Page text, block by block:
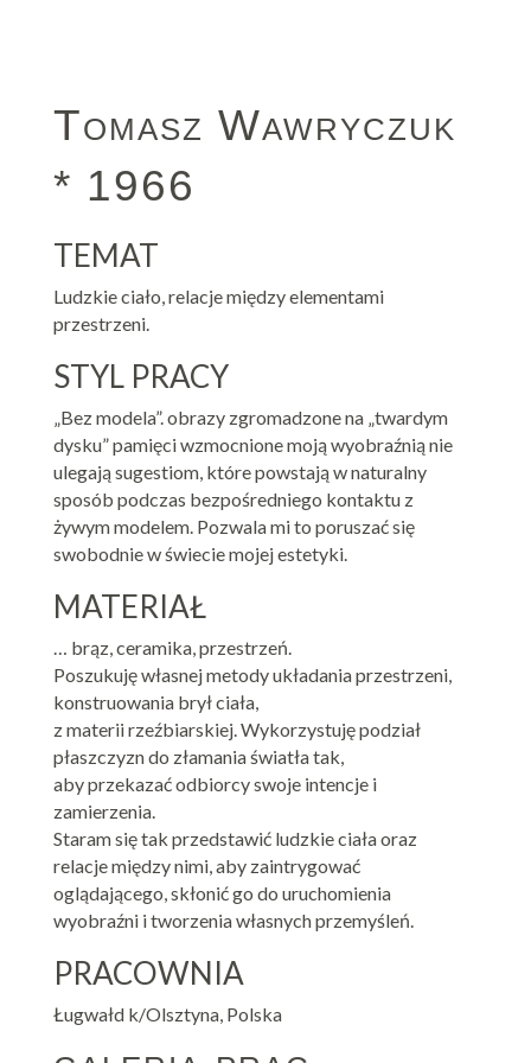
Tomasz Wawryczuk
* 1966
TEMAT
Ludzkie ciało, relacje między elementami
przestrzeni.
STYL PRACY
„Bez modela”. obrazy zgromadzone na „twardym
dysku” pamięci wzmocnione moją wyobraźnią nie
ulegają sugestiom, które powstają w naturalny
sposób podczas bezpośredniego kontaktu z
żywym modelem. Pozwala mi to poruszać się
swobodnie w świecie mojej estetyki.
MATERIAŁ
… brąz, ceramika, przestrzeń.
Poszukuję własnej metody układania przestrzeni,
konstruowania brył ciała,
z materii rzeźbiarskiej. Wykorzystuję podział
płaszczyzn do złamania światła tak,
aby przekazać odbiorcy swoje intencje i
zamierzenia.
Staram się tak przedstawić ludzkie ciała oraz
relacje między nimi, aby zaintrygować
oglądającego, skłonić go do uruchomienia
wyobraźni i tworzenia własnych przemyśleń.
PRACOWNIA
Ługwałd k/Olsztyna, Polska